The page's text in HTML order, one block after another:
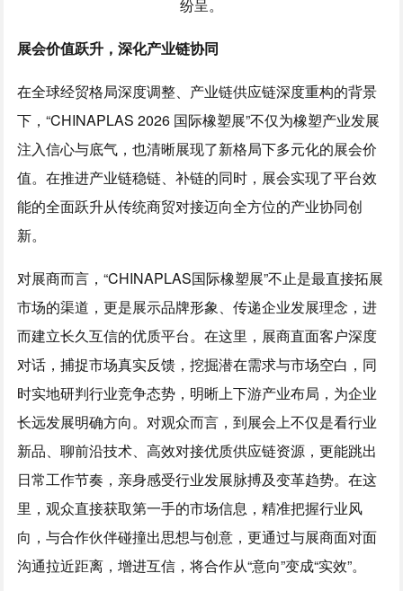
纷呈。
展会价值跃升，深化产业链协同
在全球经贸格局深度调整、产业链供应链深度重构的背景
下，“CHINAPLAS 2026 国际橡塑展”不仅为橡塑产业发展
注入信心与底气，也清晰展现了新格局下多元化的展会价
值。在推进产业链稳链、补链的同时，展会实现了平台效
能的全面跃升从传统商贸对接迈向全方位的产业协同创
新。
对展商而言，“CHINAPLAS国际橡塑展”不止是最直接拓展
市场的渠道，更是展示品牌形象、传递企业发展理念，进
而建立长久互信的优质平台。在这里，展商直面客户深度
对话，捕捉市场真实反馈，挖掘潜在需求与市场空白，同
时实地研判行业竞争态势，明晰上下游产业布局，为企业
长远发展明确方向。对观众而言，到展会上不仅是看行业
新品、聊前沿技术、高效对接优质供应链资源，更能跳出
日常工作节奏，亲身感受行业发展脉搏及变革趋势。在这
里，观众直接获取第一手的市场信息，精准把握行业风
向，与合作伙伴碰撞出思想与创意，更通过与展商面对面
沟通拉近距离，增进互信，将合作从“意向”变成“实效”。